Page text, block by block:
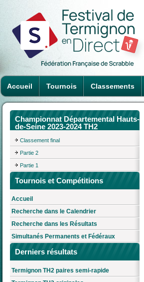
Accueil Tournois Classements
Championnat Départemental Hauts-
de-Seine 2023-2024 TH2
Classement final
Partie 2
Partie 1
Tournois et Compétitions
Accueil
Recherche dans le Calendrier
Recherche dans les Résultats
Simultanés Permanents et Fédéraux
Derniers résultats
Termignon TH2 paires semi-rapide